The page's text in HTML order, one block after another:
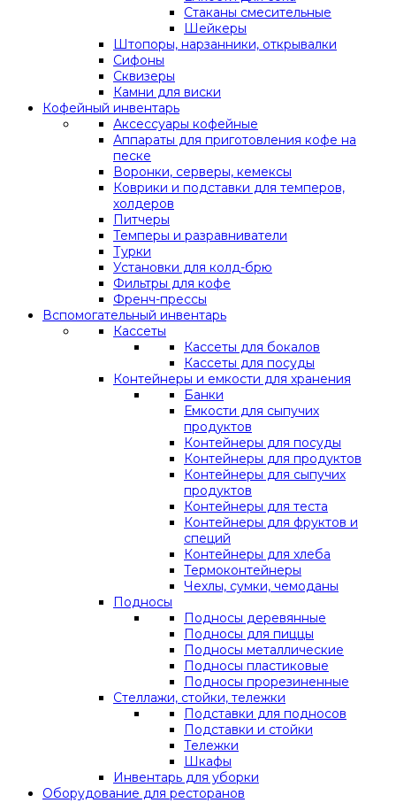
Стаканы смесительные
Шейкеры
Штопоры, нарзанники, открывалки
Сифоны
Сквизеры
Камни для виски
Кофейный инвентарь
Аксессуары кофейные
Аппараты для приготовления кофе на
песке
Воронки, серверы, кемексы
Коврики и подставки для темперов,
холдеров
Питчеры
Темперы и разравниватели
Турки
Установки для колд-брю
Фильтры для кофе
Френч-прессы
Вспомогательный инвентарь
Кассеты
Кассеты для бокалов
Кассеты для посуды
Контейнеры и емкости для хранения
Банки
Емкости для сыпучих
продуктов
Контейнеры для посуды
Контейнеры для продуктов
Контейнеры для сыпучих
продуктов
Контейнеры для теста
Контейнеры для фруктов и
специй
Контейнеры для хлеба
Термоконтейнеры
Чехлы, сумки, чемоданы
Подносы
Подносы деревянные
Подносы для пиццы
Подносы металлические
Подносы пластиковые
Подносы прорезиненные
Стеллажи, стойки, тележки
Подставки для подносов
Подставки и стойки
Тележки
Шкафы
Инвентарь для уборки
Оборудование для ресторанов